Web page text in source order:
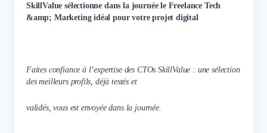
SkillValue sélectionne dans la journée le Freelance Tech
&amp; Marketing idéal pour votre projet digital
Faites confiance à l’expertise des CTOs SkillValue : une sélection
des meilleurs profils, déjà testés et
validés, vous est envoyée dans la journée.